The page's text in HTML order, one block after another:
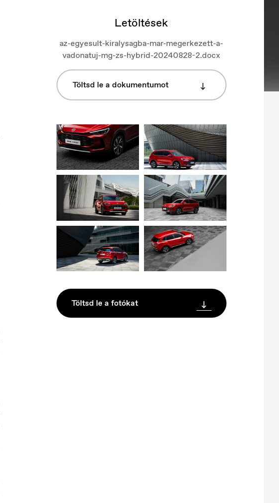
Letöltések
az-egyesult-kiralysagba-mar-megerkezett-a-
vadonatuj-mg-zs-hybrid-20240828-2.docx
Töltsd le a dokumentumot
Töltsd le a fotókat